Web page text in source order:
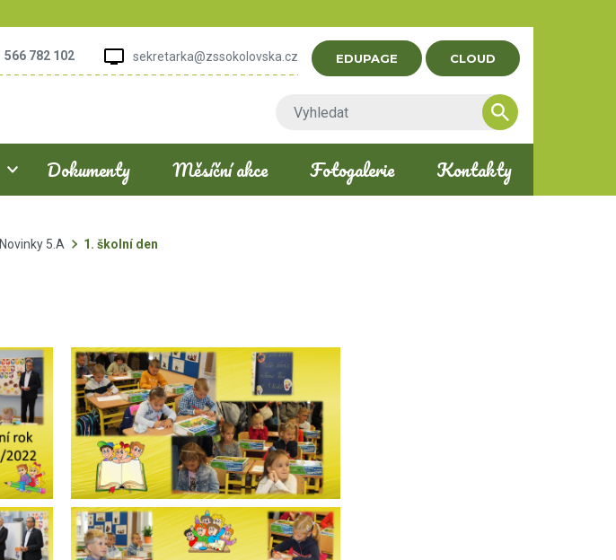
566 782 102 sekretarka@zssokolovska.cz EDUPAGE CLOUD
Dokumenty Měsíční akce Fotogalerie Kontakty
Novinky 5.A 1. školní den